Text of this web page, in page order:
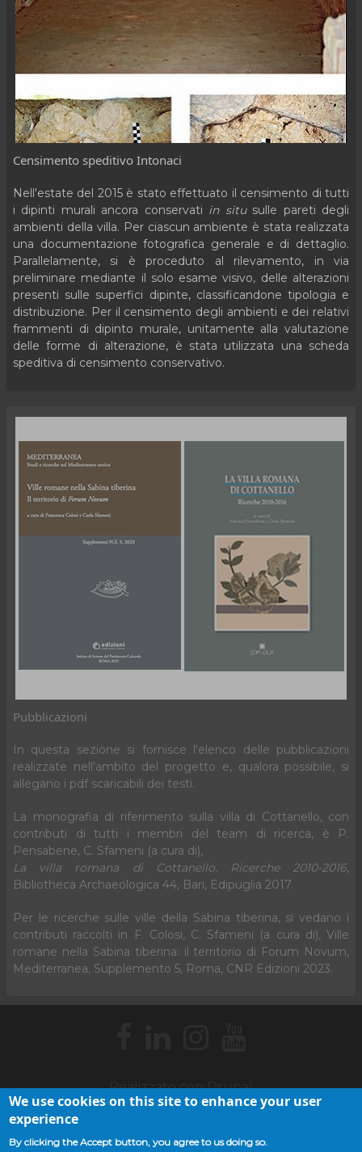
Censimento speditivo Intonaci
Nell'estate del 2015 è stato effettuato il censimento di tutti
i dipinti murali ancora conservati in situsulle pareti degli
ambienti della villa. Per ciascun ambiente è stata realizzata
una documentazione fotografica generale e di dettaglio.
Parallelamente, si è proceduto al rilevamento, in via
preliminare mediante il solo esame visivo, delle alterazioni
presenti sulle superfici dipinte, classificandone tipologia e
distribuzione. Per il censimento degli ambienti e dei relativi
frammenti di dipinto murale, unitamente alla valutazione
delle forme di alterazione, è stata utilizzata una scheda
speditiva di censimento conservativo.
Pubblicazioni
In questa sezione si fornisce l'elenco delle pubblicazioni
realizzate nell'ambito del progetto e, qualora possibile, si
allegano i pdf scaricabili dei testi.
La monografia di riferimento sulla villa di Cottanello, con
contributi di tutti i membri del team di ricerca, è P.
Pensabene, C. Sfameni (a cura di),
La villa romana di Cottanello. Ricerche 2010-2016,
Bibliotheca Archaeologica 44, Bari, Edipuglia 2017.
Per le ricerche sulle ville della Sabina tiberina, si vedano i
contributi raccolti in F. Colosi, C. Sfameni (a cura di), Ville
romane nella Sabina tiberina: il territorio di Forum Novum,
Mediterranea, Supplemento 5, Roma, CNR Edizioni 2023.
Realizzato conDrupal
Footer
menu
We use cookies on this site to enhance your user
experience
By clicking the Accept button, you agree to us doing so.